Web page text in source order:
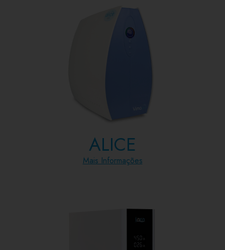
ALICE
Mais Informações